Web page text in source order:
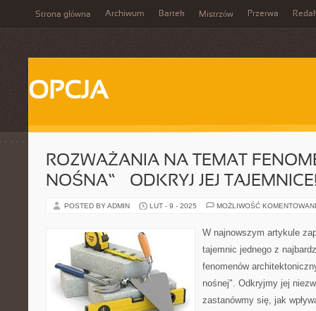
Strona główna Archiwum Bartek Mistrzów Przerwa
OPCJA
ROZWAŻANIA NA TEMAT
NOŚNA” – ODKRYJ JEJ
POSTED BY ADMIN LUT - 9 - 2025 MOŻLIWOŚĆ
W najnowszym artykule
tajemnic jednego z
fenomenów
nośnej". Odkryjmy jej
zastanówmy się, jak